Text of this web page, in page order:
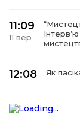
11:09
11 вер
12:08
Як